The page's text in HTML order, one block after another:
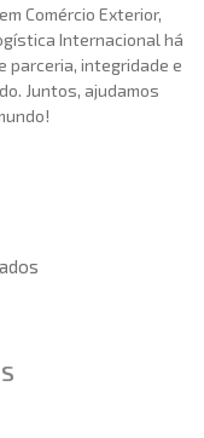
Comércio Exterior,
Internacional há
parceria, integridade e
Juntos, ajudamos